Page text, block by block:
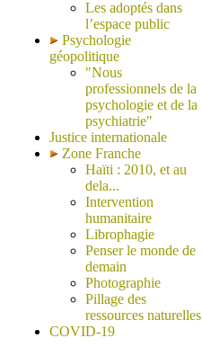
Les adoptés dans
l’espace public
Psychologie
géopolitique
"Nous
professionnels de la
psychologie et de la
psychiatrie"
Justice internationale
Zone Franche
Haïti : 2010, et au
dela...
Intervention
humanitaire
Librophagie
Penser le monde de
demain
Photographie
Pillage des
ressources naturelles
COVID-19